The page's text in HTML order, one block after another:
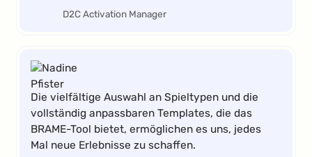
D2C Activation Manager
Die vielfältige Auswahl an Spieltypen und die
vollständig anpassbaren Templates, die das
BRAME-Tool bietet, ermöglichen es uns, jedes
Mal neue Erlebnisse zu schaffen.